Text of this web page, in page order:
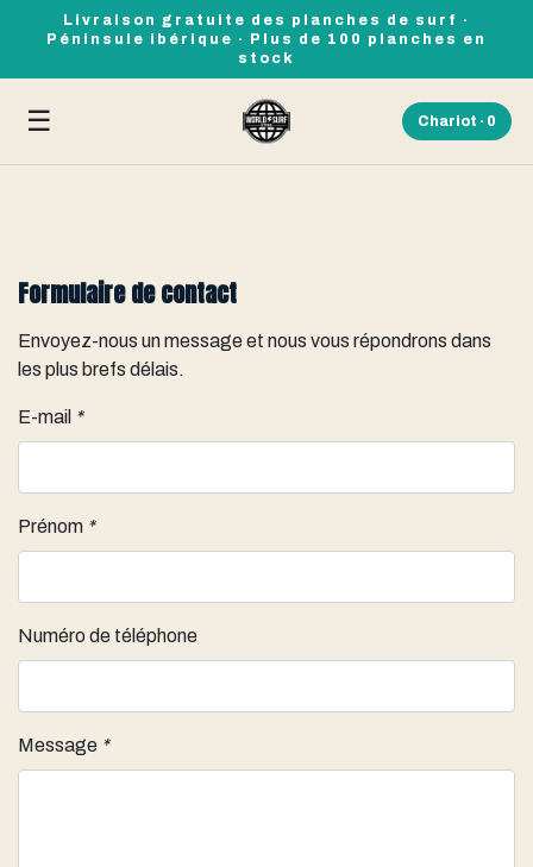
Livraison gratuite des planches de surf ·
Péninsule ibérique · Plus de 100 planches en
stock
☰ Chariot · 0
Formulaire de contact
Envoyez-nous un message et nous vous répondrons dans
les plus brefs délais.
E-mail *
Prénom *
Numéro de téléphone
Message *